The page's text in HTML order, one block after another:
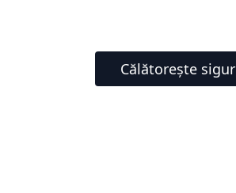
Călătorește sigur